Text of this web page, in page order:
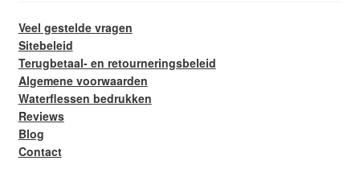
Veel gestelde vragen
Sitebeleid
Terugbetaal- en retourneringsbeleid
Algemene voorwaarden
Waterflessen bedrukken
Reviews
Blog
Contact